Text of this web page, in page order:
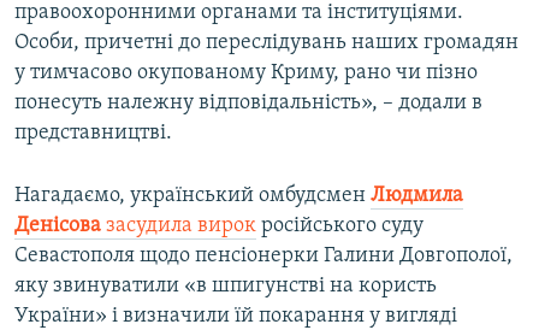
правоохоронними органами та інституціями.
Особи, причетні до переслідувань наших громадян
у тимчасово окупованому Криму, рано чи пізно
понесуть належну відповідальність», – додали в
представництві.
Нагадаємо, український омбудсмен Людмила
Денісова засудила вирок російського суду
Севастополя щодо пенсіонерки Галини Довгополої,
яку звинуватили «в шпигунстві на користь
України» і визначили їй покарання у вигляді